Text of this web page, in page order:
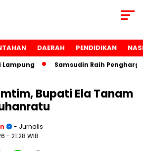
DAERAH PENDIDIKAN
Samsudin Raih
Bupati Ela Tanam
- Jurnalis
- 21:28 WIB